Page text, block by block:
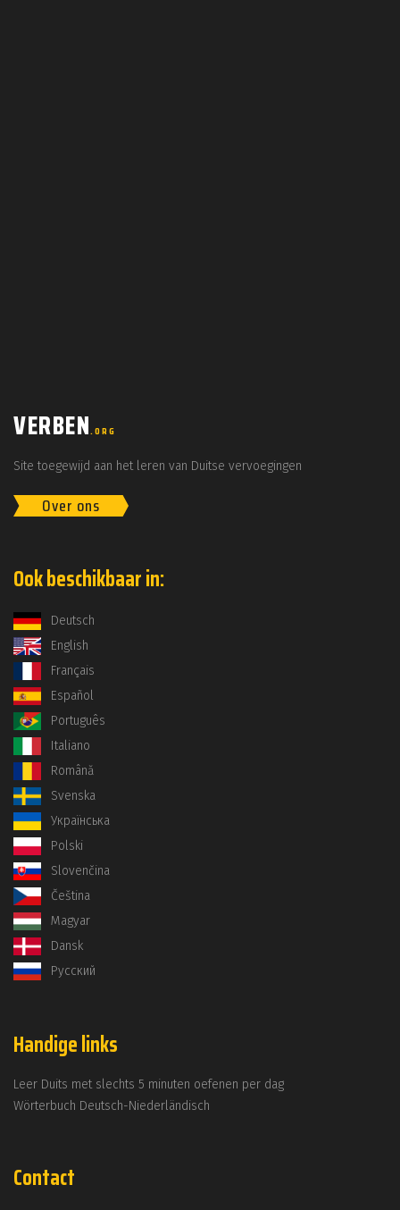
VERBEN.ORG
Site toegewijd aan het leren van Duitse vervoegingen
Over ons
Ook beschikbaar in:
Deutsch
English
Français
Español
Português
Italiano
Română
Svenska
Українська
Polski
Slovenčina
Čeština
Magyar
Dansk
Русский
Handige links
Leer Duits met slechts 5 minuten oefenen per dag
Wörterbuch Deutsch-Niederländisch
Contact